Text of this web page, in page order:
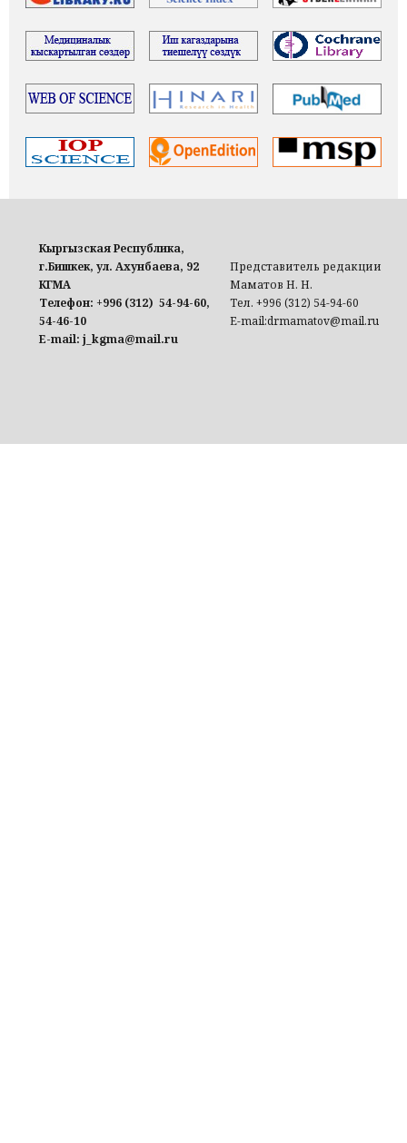
Кыргызская Республика,
г.Бишкек, ул. Ахунбаева, 92
КГМА
Телефон: +996 (312) 54-94-60,
54-46-10
E-mail: j_kgma@mail.ru
Представитель редакции
Маматов Н. Н.
Тел. +996 (312) 54-94-60
E-mail:drmamatov@mail.ru